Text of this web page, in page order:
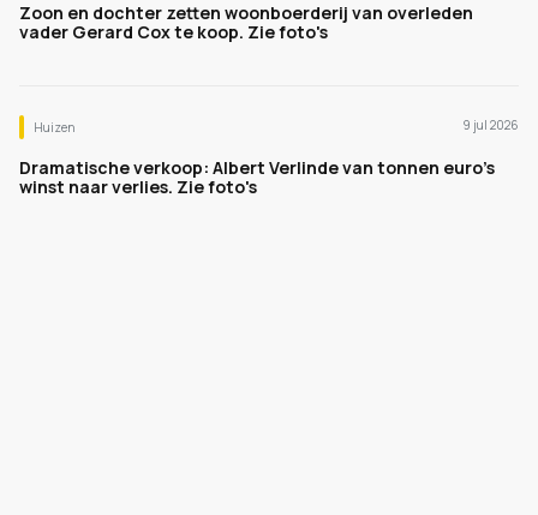
Zoon en dochter zetten woonboerderij van overleden
vader Gerard Cox te koop. Zie foto's
Huizen 9 jul 2026
Dramatische verkoop: Albert Verlinde van tonnen euro's
winst naar verlies. Zie foto's